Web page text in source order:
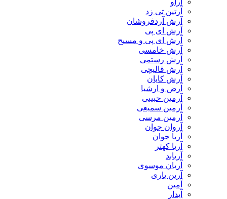
آراو
آرتین تی زد
آرش آردفروشان
آرش ای پی
آرش ای پی و مسیح
آرش خامسی
آرش رستمی
آرش قالیچی
آرش کایان
​آرض و ارشیا
آرمین حبیبی
آرمین سمیعی
آرمین مرسی
آروان جوان
آریا جوان
آریا کهتر
آریابد
آریان موسوی
آرین یاری
آمین
آیدار